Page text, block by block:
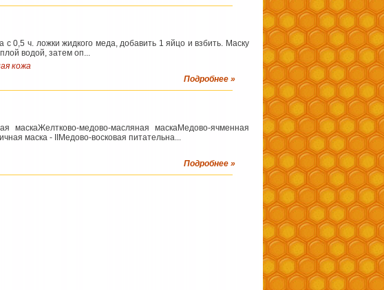
0,5 ч. ложки жидкого меда, добавить 1 яйцо и взбить. Маску
водой, затем оп...
кожа
Подробнее »
медово-масляная маскаМедово-ячменная
маска - IIМедово-восковая питательна...
Подробнее »